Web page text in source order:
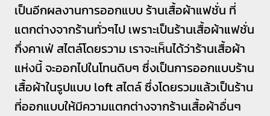
เป็นอีกผลงานการออกแบบ ร้านเสื้อผ้าแฟชั่น ที่
แตกต่างจากร้านทั่วๆไป เพราะเป็นร้านเสื้อผ้าแฟชั่น
กึ่งคาเฟ่ สไตล์โดยรวาม เราจะเห็นได้ว่าร้านเสื้อผ้า
แห่งนี้ จะออกไปในโทนดิบๆ ซึ่งเป็นการออกแบบร้าน
เสื้อผ้าในรูปแบบ loft สไตล์ ซึ่งโดยรวมแล้วเป็นร้าน
ที่ออกแบบให้มีความแตกต่างจากร้านเสื้อผ้าอื่นๆ